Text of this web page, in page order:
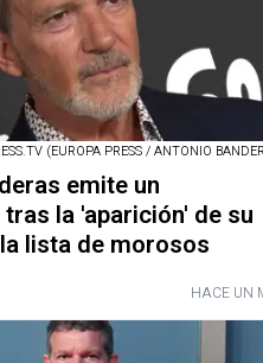
(EUROPA PRESS / ANTONIO
emite un
la 'aparición' de su
lista de morosos
HACE UN